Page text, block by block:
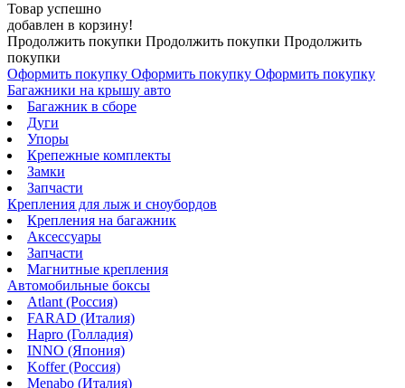
Товар успешно
добавлен в корзину!
Продолжить покупки Продолжить покупки Продолжить
покупки
Оформить покупку Оформить покупку Оформить покупку
Багажники на крышу авто
Багажник в сборе
Дуги
Упоры
Крепежные комплекты
Замки
Запчасти
Крепления для лыж и сноубордов
Крепления на багажник
Аксессуары
Запчасти
Магнитные крепления
Автомобильные боксы
Atlant (Россия)
FARAD (Италия)
Hapro (Голладия)
INNO (Япония)
Koffer (Россия)
Menabo (Италия)